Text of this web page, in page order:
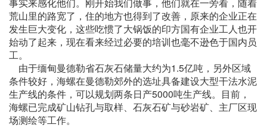
荒山里的路宽了，住的地方也得到了改善，原来的企业正在
发生巨大变化，这些吃惯了大锅饭的印方国有企业工人也开
始动了起来，现在看来经过必要的培训也毫不逊色于国内员
工。
由于缅甸曼德勒省石灰石储量大约为1.5亿吨，另外区域
条件较好，海螺在曼德勒郊外的选址具备建设大型干法水泥
生产线的条件，可以规划两条日产5000吨生产线。目前，
海螺已完成矿山钻孔与取样、石灰石矿与砂岩矿、主厂区现
场测绘等工作。